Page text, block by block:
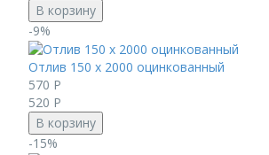
В корзину
-9%
Отлив 150 х 2000 оцинкованный
570 Р
520 Р
В корзину
-15%